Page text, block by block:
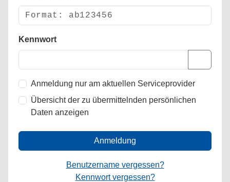
Kennwort
Anmeldung nur am aktuellen Serviceprovider
Übersicht der zu übermittelnden persönlichen
Daten anzeigen
Anmeldung
Benutzername vergessen?
Kennwort vergessen?